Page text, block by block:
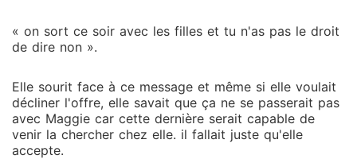
« on sort ce soir avec les filles et tu n'as pas le droit
de dire non ».
Elle sourit face à ce message et même si elle voulait
décliner l'offre, elle savait que ça ne se passerait pas
avec Maggie car cette dernière serait capable de
venir la chercher chez elle. il fallait juste qu'elle
accepte.